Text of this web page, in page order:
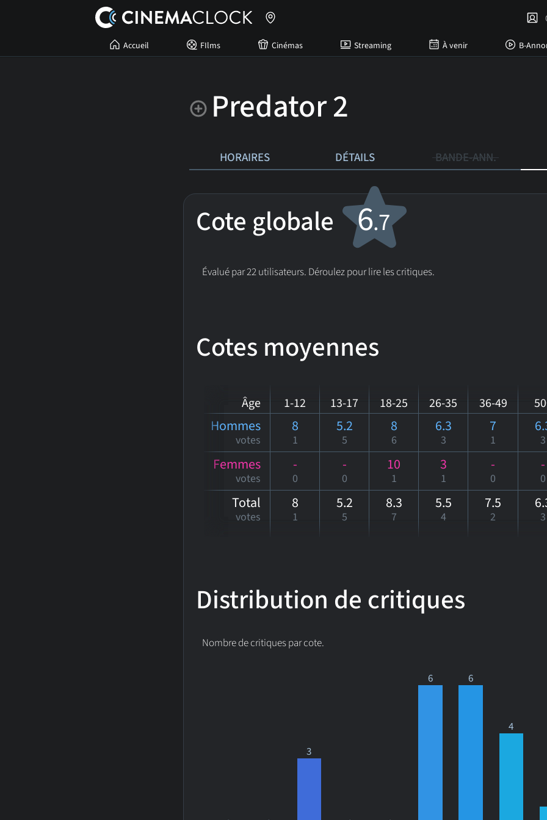
Accueil FIlms Cinémas Streaming À venir B-
Predator 2
HORAIRES DÉTAILS BANDE-ANN.
Cote globale 6.7
Évalué par 22 utilisateurs. Déroulez pour lire les critiques.
Cotes moyennes
Âge 1-12 13-17 18-25 26-35 36-49
Hommes
votes
8
1
5.2
5
8
6
6.3
3
7
1 3
Femmes
votes
-
0
-
0
10
1
3
1
-
0
-
0
Total
votes
8
1
5.2
5
8.3
7
5.5
4
7.5
2 3
Distribution de critiques
Nombre de critiques par cote.
3
6 6
4